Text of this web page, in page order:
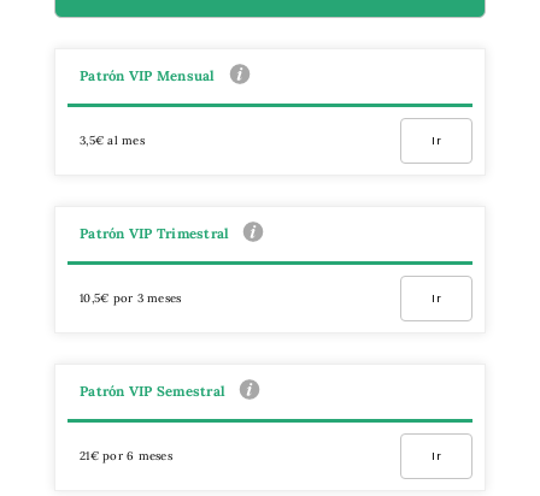
Patrón VIP Mensual
3,5€ al mes Ir
Patrón VIP Trimestral
10,5€ por 3 meses Ir
Patrón VIP Semestral
21€ por 6 meses Ir